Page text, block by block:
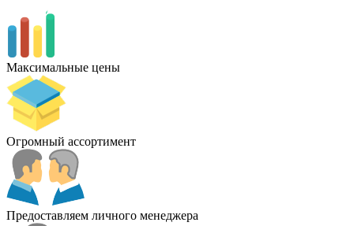
Максимальные цены
Огромный ассортимент
Предоставляем личного менеджера